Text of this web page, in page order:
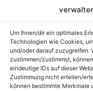
Um Ihnen/dir ein optimales
Technologien wie Cookies,
und/oder darauf zuzugreifen.
zustimmen/zustimmst,
eindeutige IDs auf dieser
Zustimmung nicht erteilen/
können bestimmte Merkmale
©2026